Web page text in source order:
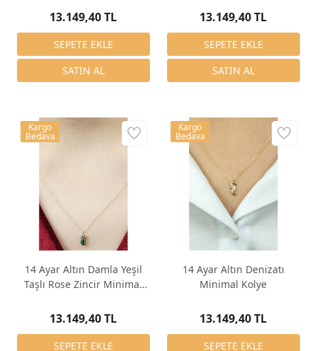
13.149,40 TL 13.149,40 TL
14 Ayar Altın Damla Yeşil
Taşlı Rose Zincir Minimal
13.149,40 TL
Kargo
Bedava
14 Ayar Altın Denizatı
Minimal Kolye
13.149,40 TL
Kargo
Bedava